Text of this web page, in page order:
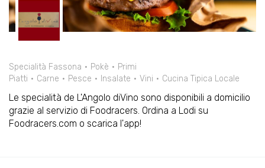
Specialità Fassona Pokè
Primi
Piatti
Carne Pesce Insalate Vini Cucina Tipica Locale
Le specialità de L'Angolo diVino sono disponibili a domicilio
grazie al servizio di Foodracers. Ordina a Lodi su
Foodracers.com o scarica l'app!